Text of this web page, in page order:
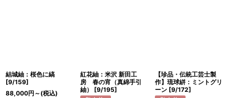
結城紬：桜色に縞
[9/159]
88,000円 ～ (税込)
紅花紬：米沢 新田工
房 春の宵（真綿手引
紬）
[9/195]
【珍品・伝統工芸士製
作】琉球絣：ミントグリ
ーン [9/172]